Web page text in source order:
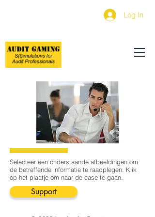
Log In
Selecteer een onderstaande afbeeldingen om
de betreffende informatie te raadplegen. Klik
op het plaatje om naar de case te gaan.
Support